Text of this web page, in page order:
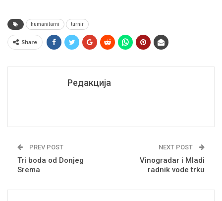
humanitarni turnir
Share
Редакција
PREV POST
Tri boda od Donjeg
Srema
NEXT POST
Vinogradar i Mladi
radnik vode trku